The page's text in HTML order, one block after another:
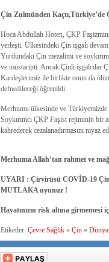
Çin Zulmünden Kaçtı,Türkiye’de
Hoca Abdullah Hoten, ÇKP
yerleşti. Ülkesindeki Çin işgalı
Yurdundaki Çin mezalimi ve
ve müstaripti. Ancak Çinli işgalcılar
Kardeşlerimiz ile birlikte onun da
defnedileceği öğrenildi.
Merhumu ülkesinde ve Türkiyemizde
Soykırımcı ÇKP Faşist rejiminin bir
kahrederek cezalanadırmasını niyaz
Merhuma Allah’tan rahmet ve
UYARI : Çirvirüsü COVİD-19
MUTLAKA uyunuz !
Hayatınızın risk altına
Etiketler: Çevre Sağlık» Çin» Dünya